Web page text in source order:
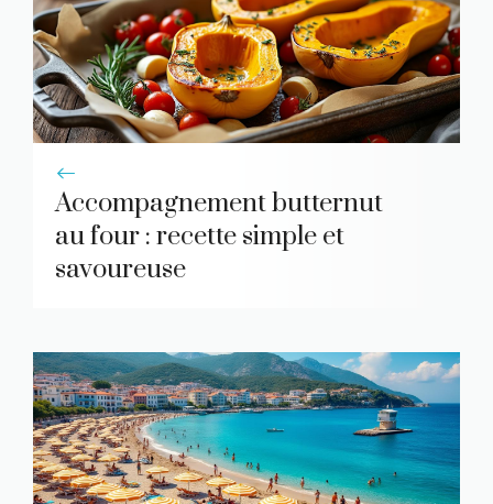
Accompagnement butternut
au four : recette simple et
savoureuse